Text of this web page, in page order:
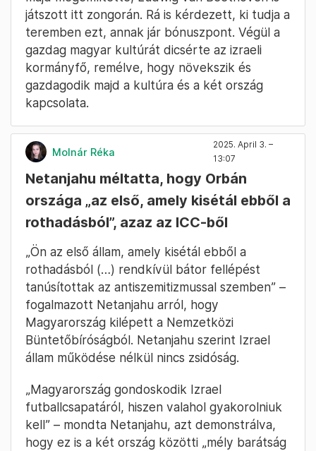
játszott itt zongorán. Rá is kérdezett, ki tudja a
teremben ezt, annak jár bónuszpont. Végül a
gazdag magyar kultúrát dicsérte az izraeli
kormányfő, remélve, hogy növekszik és
gazdagodik majd a kultúra és a két ország
kapcsolata.
Molnár Réka
2025. April 3. –
13:07
Netanjahu méltatta, hogy Orbán
országa „az első, amely kisétál ebből a
rothadásból”, azaz az ICC-ből
„Ön az első állam, amely kisétál ebből a
rothadásból (…) rendkívül bátor fellépést
tanúsítottak az antiszemitizmussal szemben” –
fogalmazott Netanjahu arról, hogy
Magyarország kilépett a Nemzetközi
Büntetőbíróságból. Netanjahu szerint Izrael
állam működése nélkül nincs zsidóság.
„Magyarország gondoskodik Izrael
futballcsapatáról, hiszen valahol gyakorolniuk
kell” – mondta Netanjahu, azt demonstrálva,
hogy ez is a két ország közötti „mély barátság